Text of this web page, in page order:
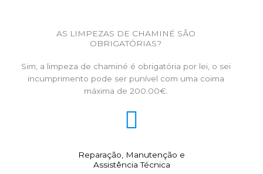
AS LIMPEZAS DE CHAMINÉ SÃO
OBRIGATÓRIAS?
Sim, a limpeza de chaminé é obrigatória por lei, o sei
incumprimento pode ser punível com uma coima
máxima de 200.00€.
Reparação, Manutenção e
Assistência Técnica